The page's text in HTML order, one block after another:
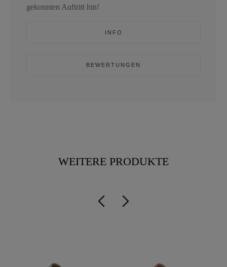
gekonnten Auftritt hin!
INFO
BEWERTUNGEN
WEITERE PRODUKTE